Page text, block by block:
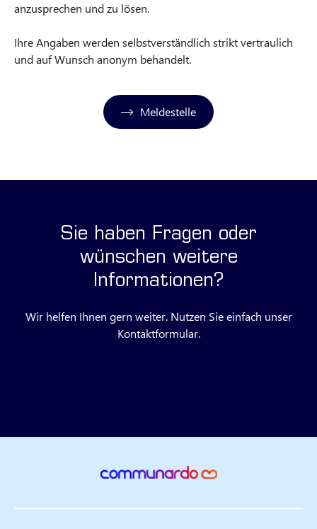
anzusprechen und zu lösen.
Ihre Angaben werden selbstverständlich strikt vertraulich
und auf Wunsch anonym behandelt.
Meldestelle
Sie haben Fragen oder
wünschen weitere
Informationen?
Wir helfen Ihnen gern weiter. Nutzen Sie einfach unser
Kontaktformular.